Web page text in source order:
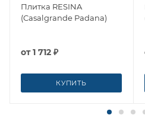
Плитка RESINA
(Casalgrande Padana)
от1 712 ₽
КУПИТЬ